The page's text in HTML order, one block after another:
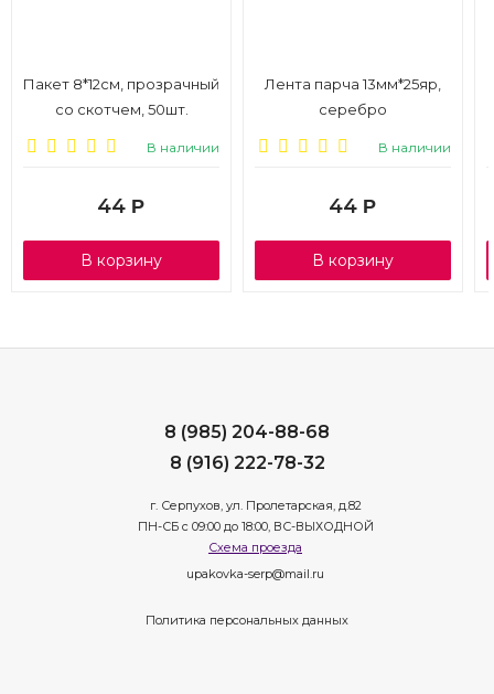
Пакет 8*12см, прозрачный
со скотчем, 50шт.
В наличии
44 Р
В корзину
Лента парча 13мм*25яр,
серебро
В наличии
44 Р
В корзину
8 (985) 204-88-68
8 (916) 222-78-32
г. Серпухов, ул. Пролетарская, д.82
ПН-СБ с 09:00 до 18:00, ВС-ВЫХОДНОЙ
Схема проезда
upakovka-serp@mail.ru
Политика персональных данных